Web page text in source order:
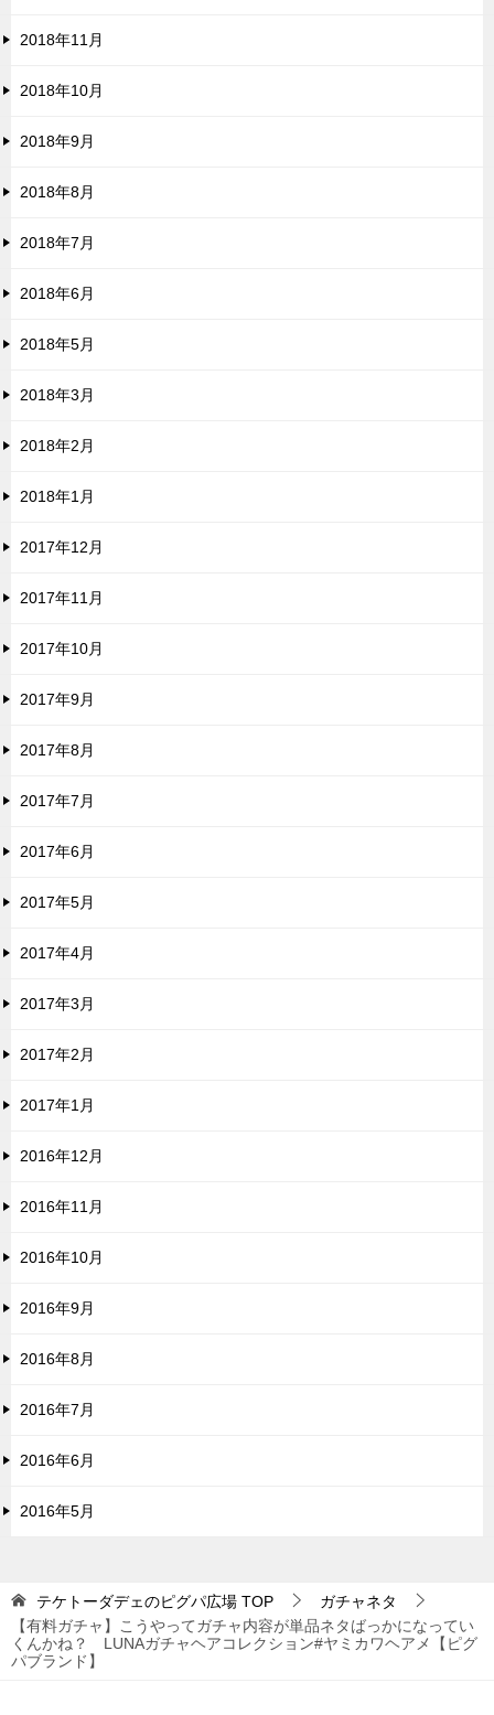
2018年11月
2018年10月
2018年9月
2018年8月
2018年7月
2018年6月
2018年5月
2018年3月
2018年2月
2018年1月
2017年12月
2017年11月
2017年10月
2017年9月
2017年8月
2017年7月
2017年6月
2017年5月
2017年4月
2017年3月
2017年2月
2017年1月
2016年12月
2016年11月
2016年10月
2016年9月
2016年8月
2016年7月
2016年6月
2016年5月
テケトーダデェのピグパ広場 TOP
ガチャネタ
【有料ガチャ】こうやってガチャ内容が単品ネタばっかになってい
くんかね？ LUNAガチャヘアコレクション#ヤミカワヘアメ【ピグ
パブランド】